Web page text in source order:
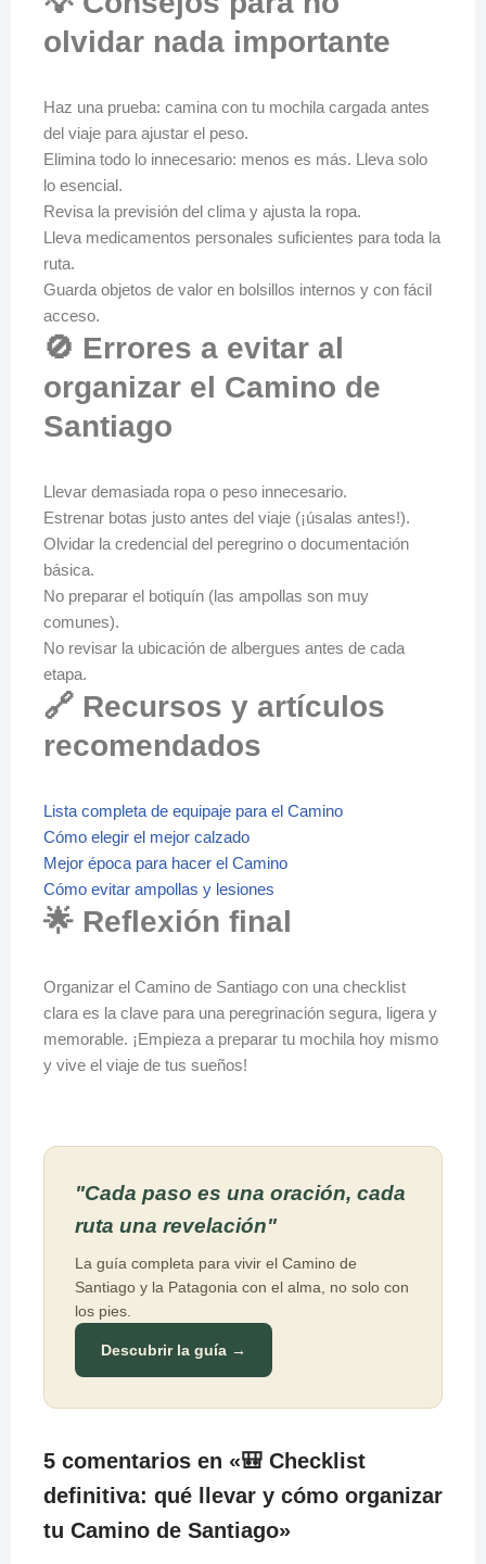
olvidar nada importante
Haz una prueba: camina con tu mochila cargada antes
del viaje para ajustar el peso.
Elimina todo lo innecesario: menos es más. Lleva solo
lo esencial.
Revisa la previsión del clima y ajusta la ropa.
Lleva medicamentos personales suficientes para toda la
ruta.
Guarda objetos de valor en bolsillos internos y con fácil
acceso.
🚫 Errores a evitar al
organizar el Camino de
Santiago
Llevar demasiada ropa o peso innecesario.
Estrenar botas justo antes del viaje (¡úsalas antes!).
Olvidar la credencial del peregrino o documentación
básica.
No preparar el botiquín (las ampollas son muy
comunes).
No revisar la ubicación de albergues antes de cada
etapa.
🔗 Recursos y artículos
recomendados
Lista completa de equipaje para el Camino
Cómo elegir el mejor calzado
Mejor época para hacer el Camino
Cómo evitar ampollas y lesiones
🌟 Reflexión final
Organizar el Camino de Santiago con una checklist
clara es la clave para una peregrinación segura, ligera y
memorable. ¡Empieza a preparar tu mochila hoy mismo
y vive el viaje de tus sueños!
"Cada paso es una oración, cada
ruta una revelación"
La guía completa para vivir el Camino de
Santiago y la Patagonia con el alma, no solo con
los pies.
Descubrir la guía →
5 comentarios en «🎒 Checklist
definitiva: qué llevar y cómo organizar
tu Camino de Santiago»